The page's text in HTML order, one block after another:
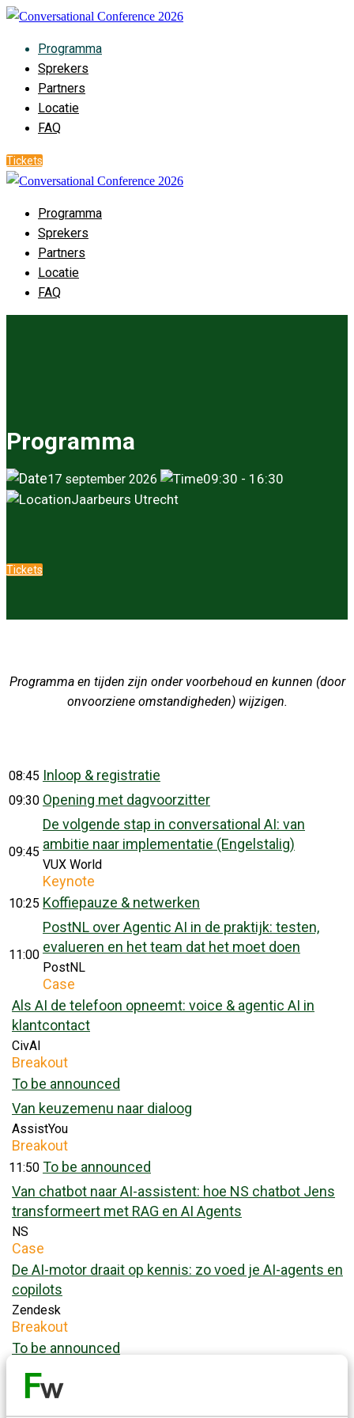
Programma
Sprekers
Partners
Locatie
FAQ
Tickets
Programma
Sprekers
Partners
Locatie
FAQ
Programma
17 september 2026
09:30 - 16:30
Jaarbeurs Utrecht
Tickets
Programma en tijden zijn onder voorbehoud en kunnen (door
onvoorziene omstandigheden) wijzigen.
08:45 Inloop & registratie
09:30 Opening met dagvoorzitter
09:45
De volgende stap in conversational AI: van
ambitie naar implementatie (Engelstalig)
VUX World
Keynote
10:25 Koffiepauze & netwerken
11:00
PostNL over Agentic AI in de praktijk: testen,
evalueren en het team dat het moet doen
PostNL
Case
Als AI de telefoon opneemt: voice & agentic AI in
klantcontact
CivAI
Breakout
To be announced
Van keuzemenu naar dialoog
AssistYou
Breakout
11:50 To be announced
Van chatbot naar AI-assistent: hoe NS chatbot Jens
transformeert met RAG en AI Agents
NS
Case
De AI-motor draait op kennis: zo voed je AI-agents en
copilots
Zendesk
Breakout
To be announced
12:30
Netwerken & pauze
De AI-spagaat: balanceren tussen tech en